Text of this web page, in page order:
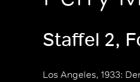
Staffel 2,
Los Angeles, 1933: